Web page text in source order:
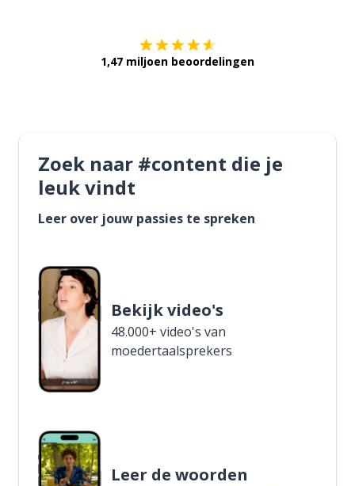
1,47 miljoen beoordelingen
Zoek naar #content die je
leuk vindt
Leer over jouw passies te spreken
Bekijk video's
48.000+ video's van
moedertaalsprekers
Leer de woorden